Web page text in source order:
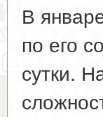
В
по его
сутки.